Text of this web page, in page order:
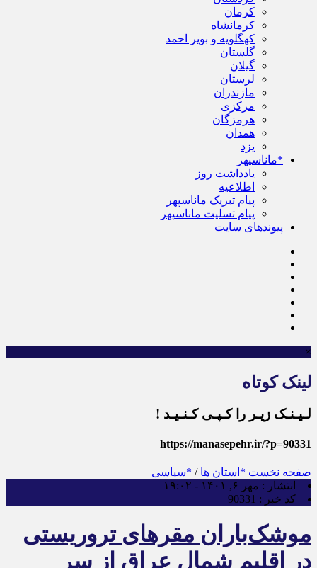
کرمان
کرمانشاه
کهگلویه و بویر احمد
گلستان
گیلان
لرستان
مازندران
مرکزی
هرمزگان
همدان
یزد
*ماناسپهر
یادداشت روز
اطلاعیه
پیام تبریک ماناسپهر
پیام تسلیت ماناسپهر
پیوندهای سایت
×
لینک کوتاه
لـیـنـک زیـر را کـپـی کـنـیـد !
https://manasepehr.ir/?p=90331
صفحه نخست *استان ها / *سیاسی
انتشار : مهر ۶, ۱۴۰۱ - ۱۹:۰۲
کد خبر : 90331
موشک‌باران مقرهای تروریستی
در اقلیم شمال عراق از سر